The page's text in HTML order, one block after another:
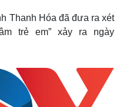
Thanh Hóa đã đưa ra xét
trẻ em” xảy ra ngày